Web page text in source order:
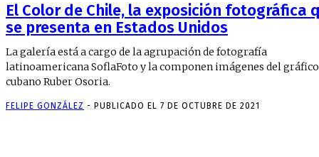
El Color de Chile, la exposición fotográfica
se presenta en Estados Unidos
La galería está a cargo de la agrupación de fotografía
latinoamericana SoflaFoto y la componen imágenes del gráfico
cubano Ruber Osoria.
FELIPE GONZÁLEZ - PUBLICADO EL 7 DE OCTUBRE DE 2021